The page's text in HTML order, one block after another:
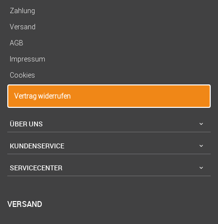
Zahlung
Versand
AGB
Impressum
Cookies
Vertrag widerrufen
ÜBER UNS
KUNDENSERVICE
SERVICECENTER
VERSAND